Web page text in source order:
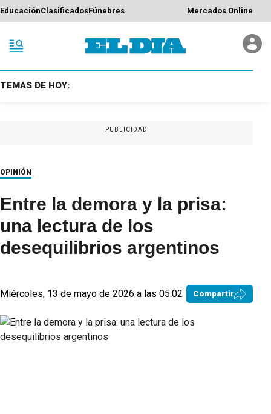
EducaciónClasificadosFúnebres Mercados Online
TEMAS DE HOY:
PUBLICIDAD
OPINIÓN
Entre la demora y la prisa:
una lectura de los
desequilibrios argentinos
Miércoles, 13 de mayo de 2026 a las 05:02 Compartir